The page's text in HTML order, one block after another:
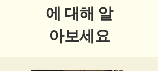
에 대해 알
아보세요